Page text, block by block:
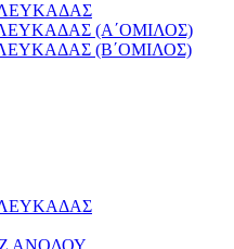
(Α΄ΟΜΙΛΟΣ)
(Β΄ΟΜΙΛΟΣ)
ΑΝΟΔΟΥ